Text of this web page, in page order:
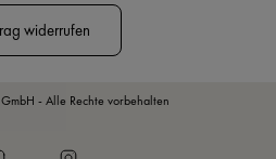
widerrufen
- Alle Rechte vorbehalten